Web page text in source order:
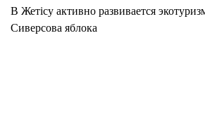
В Жетісу активно развивается
Сиверсова яблока